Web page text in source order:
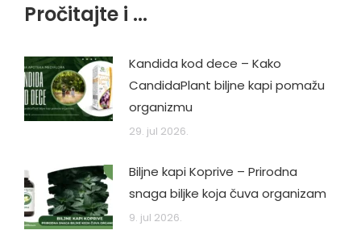
Pročitajte i ...
Kandida kod dece – Kako
CandidaPlant biljne kapi pomažu
organizmu
29. jul 2026.
Biljne kapi Koprive – Prirodna
snaga biljke koja čuva organizam
9. jul 2026.